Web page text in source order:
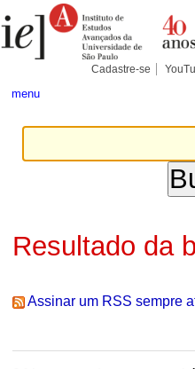
para
conteúdo.
Pessoais
Cadastre-se
menu
Resultado da
Assinar um RSS sempre